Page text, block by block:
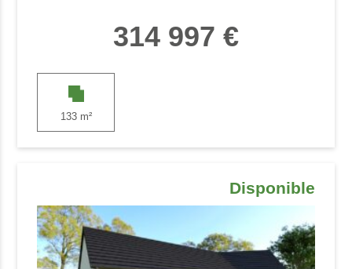
314 997 €
133 m²
Disponible